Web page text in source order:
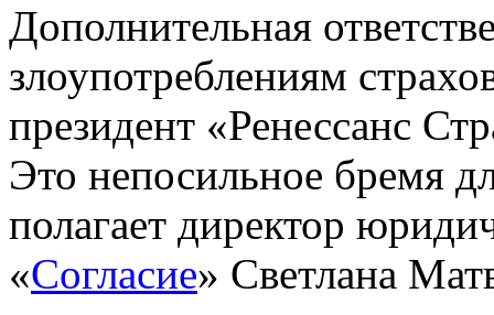
Дополнительная
злоупотреблениям
президент «Ренессанс
Это непосильное бремя
полагает директор
«Согласие» Светлана